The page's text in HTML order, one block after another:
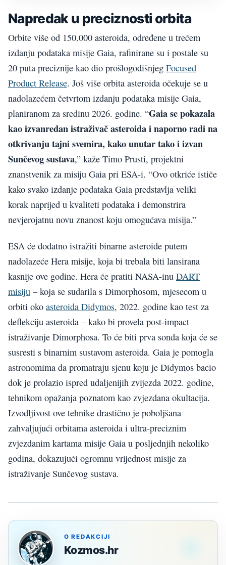
Napredak u preciznosti orbita
Orbite više od 150.000 asteroida, određene u trećem
izdanju podataka misije Gaia, rafinirane su i postale su
20 puta preciznije kao dio prošlogodišnjeg Focused
Product Release. Još više orbita asteroida očekuje se u
nadolazećem četvrtom izdanju podataka misije Gaia,
planiranom za sredinu 2026. godine. “Gaia se pokazala
kao izvanredan istraživač asteroida i naporno radi na
otkrivanju tajni svemira, kako unutar tako i izvan
Sunčevog sustava,” kaže Timo Prusti, projektni
znanstvenik za misiju Gaia pri ESA-i. “Ovo otkriće ističe
kako svako izdanje podataka Gaia predstavlja veliki
korak naprijed u kvaliteti podataka i demonstrira
nevjerojatnu novu znanost koju omogućava misija.”
ESA će dodatno istražiti binarne asteroide putem
nadolazeće Hera misije, koja bi trebala biti lansirana
kasnije ove godine. Hera će pratiti NASA-inu DART
misiju – koja se sudarila s Dimorphosom, mjesecom u
orbiti oko asteroida Didymos, 2022. godine kao test za
deflekciju asteroida – kako bi provela post-impact
istraživanje Dimorphosa. To će biti prva sonda koja će se
susresti s binarnim sustavom asteroida. Gaia je pomogla
astronomima da promatraju sjenu koju je Didymos bacio
dok je prolazio ispred udaljenijih zvijezda 2022. godine,
tehnikom opažanja poznatom kao zvjezdana okultacija.
Izvodljivost ove tehnike drastično je poboljšana
zahvaljujući orbitama asteroida i ultra-preciznim
zvjezdanim kartama misije Gaia u posljednjih nekoliko
godina, dokazujući ogromnu vrijednost misije za
istraživanje Sunčevog sustava.
O REDAKCIJI
Kozmos.hr